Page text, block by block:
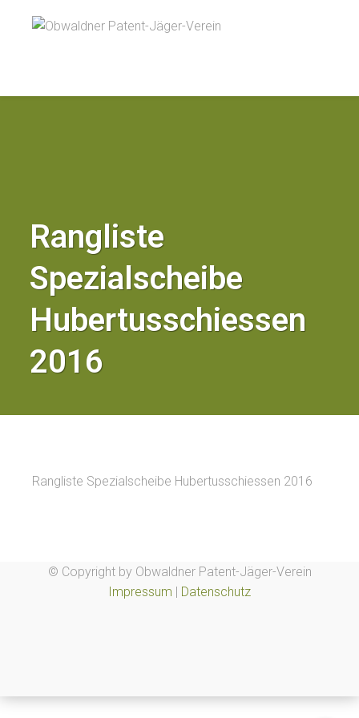
Rangliste
Spezialscheibe
Hubertusschiessen
2016
Rangliste Spezialscheibe Hubertusschiessen 2016
© Copyright by Obwaldner Patent-Jäger-Verein
Impressum | Datenschutz